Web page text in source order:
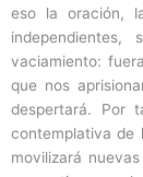
eso la oración,
vaciamiento:
que nos
despertará. Por
contemplativa de
movilizará